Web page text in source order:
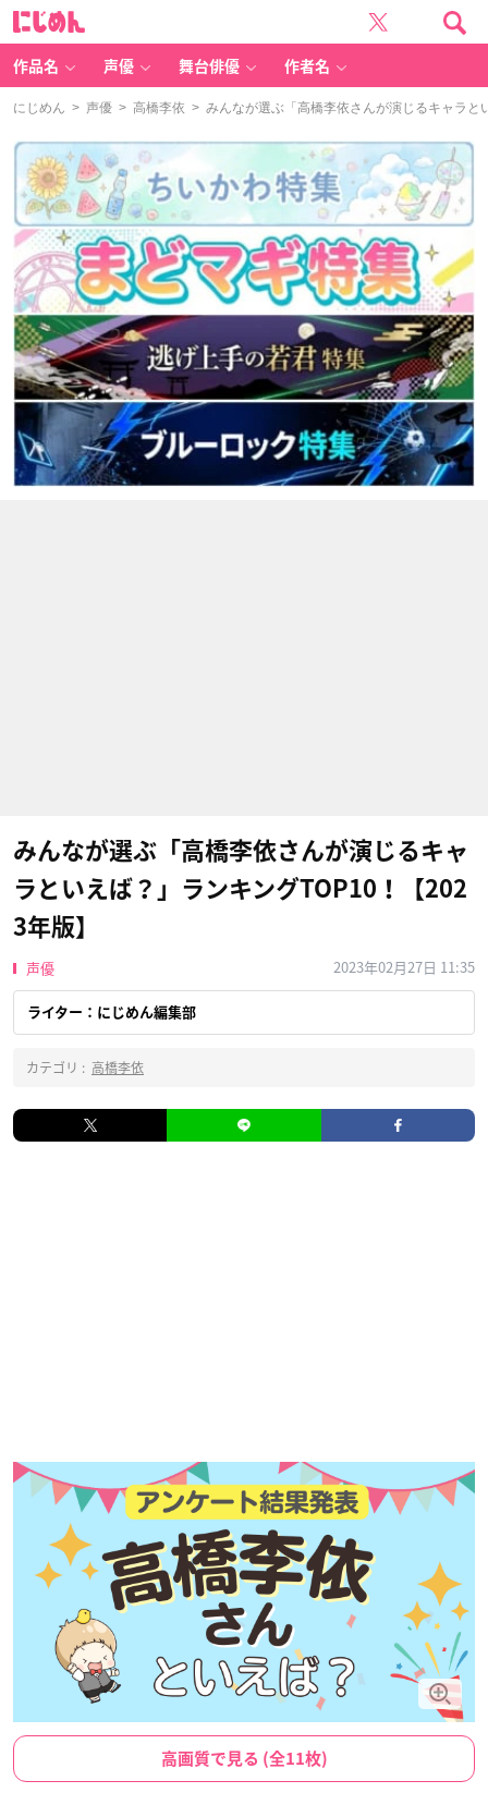
作品名 声優 舞台俳優 作者名
にじめん > 声優 > 高橋李依 > みんなが選ぶ「高橋李依さんが演じるキャラ
みんなが選ぶ「高橋李依さんが演じるキャ
ラといえば？」ランキングTOP10！【202
3年版】
声優 2023年02月27日 11:35
ライター：にじめん編集部
カテゴリ : 高橋李依
高画質で見る (全11枚)